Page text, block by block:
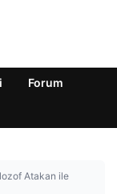
Forum
Atakan ile